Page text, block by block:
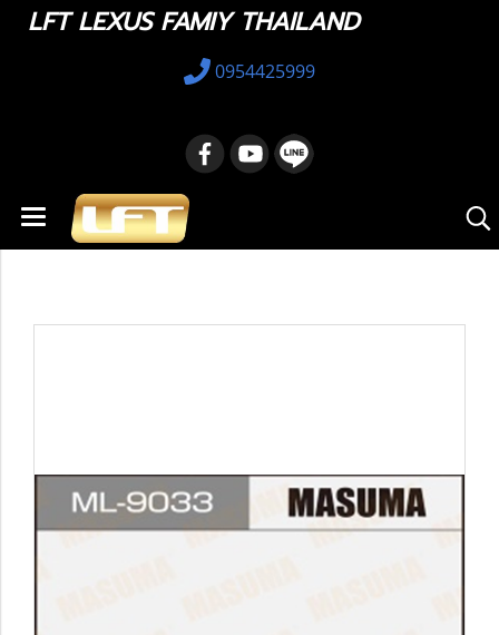
LFT LEXUS FAMIY THAILAND
0954425999